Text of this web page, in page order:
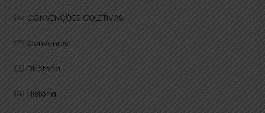
CONVENÇÕES COLETIVAS
Convênios
Diretoria
História